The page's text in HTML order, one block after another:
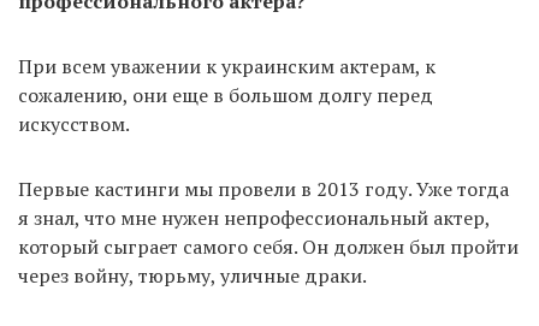
При всем уважении к украинским актерам, к
сожалению, они еще в большом долгу перед
искусством.
Первые кастинги мы провели в 2013 году. Уже тогда
я знал, что мне нужен непрофессиональный актер,
который сыграет самого себя. Он должен был пройти
через войну, тюрьму, уличные драки.